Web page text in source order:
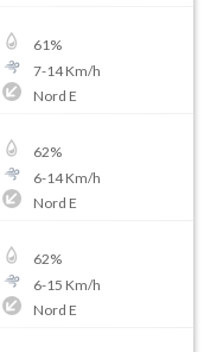
61%
7-14Km/h
Nord E
62%
6-14Km/h
Nord E
62%
6-15 Km/h
Nord E